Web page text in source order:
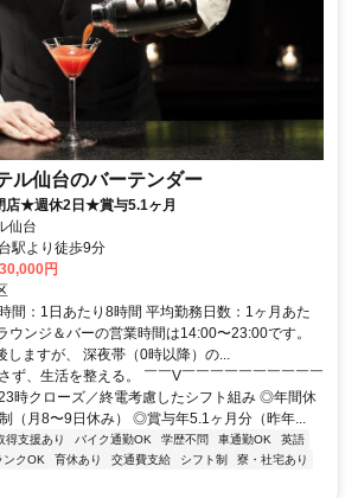
ル仙台のバーテンダー
店★週休2日★賞与5.1ヶ月
仙台
駅より徒歩9分
円
間：1日あたり8時間 平均勤務日数：1ヶ月あた
ンジ＆バーの営業時間は14:00〜23:00です。
ますが、 深夜帯（0時以降）の...
ず、生活を整える。 ￣￣V￣￣￣￣￣￣￣￣￣￣
時クローズ／終電考慮したシフト組み ◎年間休
（月8〜9日休み） ◎賞与年5.1ヶ月分（昨年...
得支援あり バイク通勤OK 学歴不問 車通勤OK
英語
ンクOK 育休あり 交通費支給 シフト制
寮・社宅あり